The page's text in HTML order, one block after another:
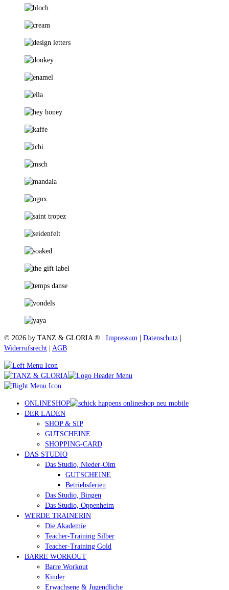
© 2026 by TANZ & GLORIA ® | Impressum | Datenschutz |
Widerrufsrecht | AGB
ONLINESHOP
DER LADEN
SHOP & SIP
GUTSCHEINE
SHOPPING-CARD
DAS STUDIO
Das Studio, Nieder-Olm
GUTSCHEINE
Betriebsferien
Das Studio, Bingen
Das Studio, Oppenheim
WERDE TRAINERIN
Die Akademie
Teacher-Training Silber
Teacher-Training Gold
BARRE WORKOUT
Barre Workout
Kinder
Erwachsene & Jugendliche